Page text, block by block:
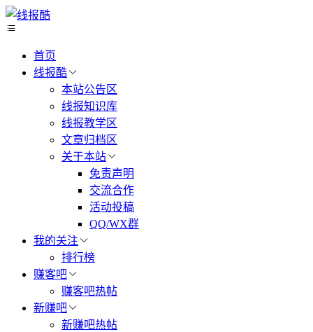
首页
线报酷
本站公告区
线报知识库
线报教学区
文章归档区
关于本站
免责声明
交流合作
活动投稿
QQ/WX群
我的关注
排行榜
赚客吧
赚客吧热帖
新赚吧
新赚吧热帖